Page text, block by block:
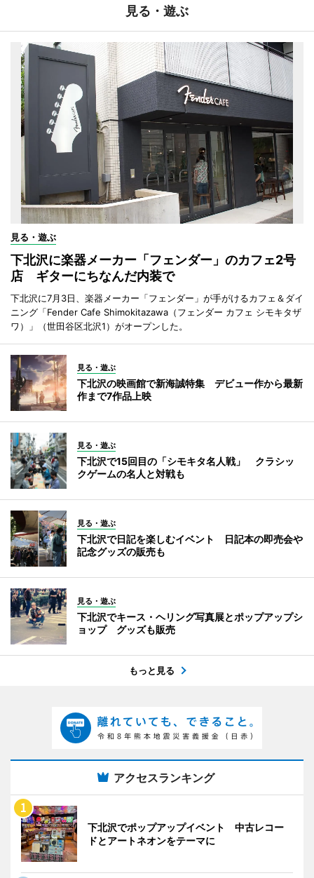
見る・遊ぶ
見る・遊ぶ
下北沢に楽器メーカー「フェンダー」のカフェ2号
店 ギターにちなんだ内装で
下北沢に7月3日、楽器メーカー「フェンダー」が手がけるカフェ＆ダイ
ニング「Fender Cafe Shimokitazawa（フェンダー カフェ シモキタザ
ワ）」（世田谷区北沢1）がオープンした。
見る・遊ぶ
下北沢の映画館で新海誠特集 デビュー作から最新
作まで7作品上映
見る・遊ぶ
下北沢で15回目の「シモキタ名人戦」 クラシッ
クゲームの名人と対戦も
見る・遊ぶ
下北沢で日記を楽しむイベント 日記本の即売会や
記念グッズの販売も
見る・遊ぶ
下北沢でキース・ヘリング写真展とポップアップシ
ョップ グッズも販売
もっと見る
アクセスランキング
下北沢でポップアップイベント 中古レコー
ドとアートネオンをテーマに